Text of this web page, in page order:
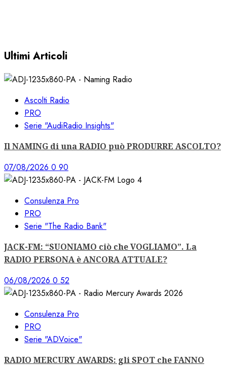
Ultimi Articoli
Ascolti Radio
PRO
Serie "AudiRadio Insights"
Il NAMING di una RADIO può PRODURRE ASCOLTO?
07/08/2026 0 90
Consulenza Pro
PRO
Serie "The Radio Bank"
JACK-FM: “SUONIAMO ciò che VOGLIAMO”. La
RADIO PERSONA è ANCORA ATTUALE?
06/08/2026 0 52
Consulenza Pro
PRO
Serie "ADVoice"
RADIO MERCURY AWARDS: gli SPOT che FANNO